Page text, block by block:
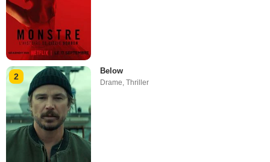
2
Below
Drame,Thriller